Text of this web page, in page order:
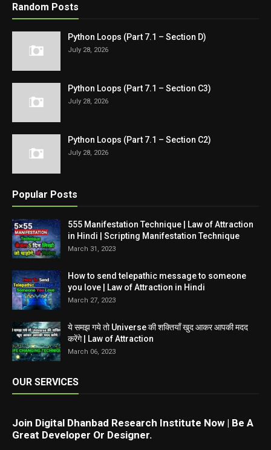
Random Posts
Python Loops (Part 7.1 – Section D)
July 28, 2026
Python Loops (Part 7.1 – Section C3)
July 28, 2026
Python Loops (Part 7.1 – Section C2)
July 28, 2026
Popular Posts
555 Manifestation Technique | Law of Attraction
in Hindi | Scripting Manifestation Technique
March 31, 2023
How to send telepathic message to someone
you love | Law of Attraction in Hindi
March 27, 2023
ये समझ गये तो Universe की शक्तियाँ खुद आकर आपकी मदद
करेंगे | Law of Attraction
March 06, 2023
OUR SERVICES
Join Digital Dhanbad Research Institute Now | Be A
Great Developer Or Designer.